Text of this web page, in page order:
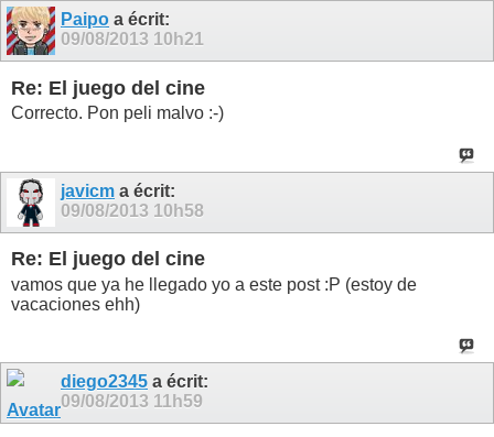
11 13
Paipo a écrit:
09/08/2013 10h21
Re: El juego del cine
Correcto. Pon peli malvo :-)
javicm a écrit:
09/08/2013 10h58
Re: El juego del cine
vamos que ya he llegado yo a este post :P (estoy de
vacaciones ehh)
diego2345 a écrit:
09/08/2013 11h59